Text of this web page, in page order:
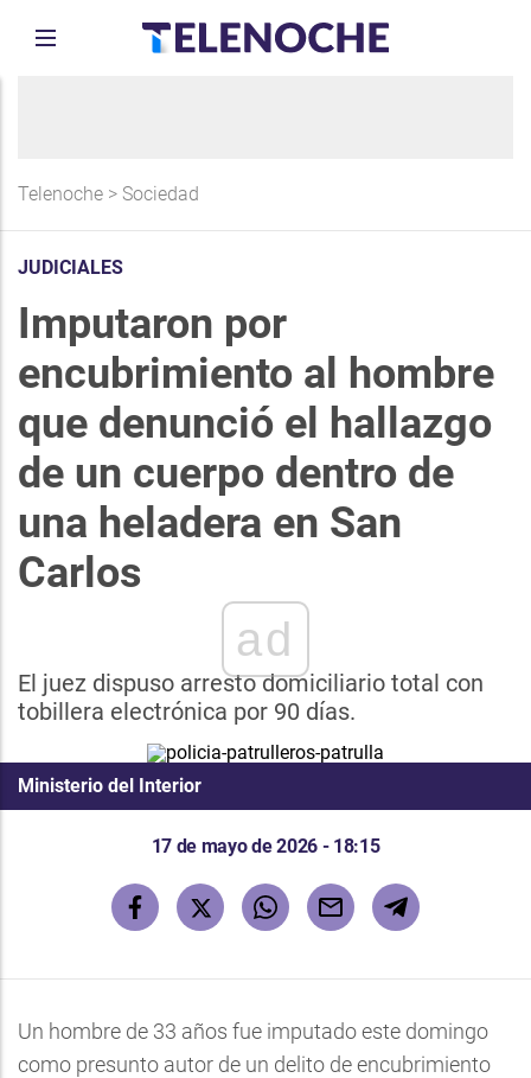
Telenoche > Sociedad
JUDICIALES
Imputaron por
encubrimiento al hombre
que denunció el hallazgo
de un cuerpo dentro de
una heladera en San
Carlos
ad
El juez dispuso arresto domiciliario total con
tobillera electrónica por 90 días.
Ministerio del Interior
17 de mayo de 2026 - 18:15
Un hombre de 33 años fue imputado este domingo
como presunto autor de un delito de encubrimiento